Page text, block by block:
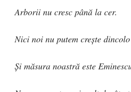
Arborii nu cresc până la cer.
Nici noi nu putem creşte
Şi măsura noastră este